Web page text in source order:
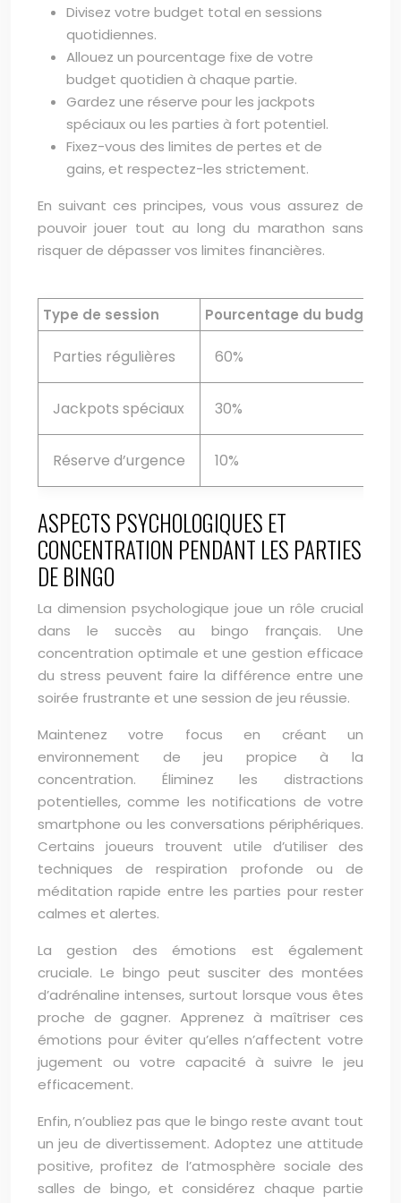
Divisez votre budget total en sessions
quotidiennes.
Allouez un pourcentage fixe de votre
budget quotidien à chaque partie.
Gardez une réserve pour les jackpots
spéciaux ou les parties à fort potentiel.
Fixez-vous des limites de pertes et de
gains, et respectez-les strictement.
En suivant ces principes, vous vous assurez de
pouvoir jouer tout au long du marathon sans
risquer de dépasser vos limites financières.
Type de session Pourcentage du budget
Parties régulières 60%
Jackpots spéciaux 30%
Réserve d’urgence 10%
ASPECTS PSYCHOLOGIQUES ET
CONCENTRATION PENDANT LES PARTIES
DE BINGO
La dimension psychologique joue un rôle crucial
dans le succès au bingo français. Une
concentration optimale et une gestion efficace
du stress peuvent faire la différence entre une
soirée frustrante et une session de jeu réussie.
Maintenez votre focus en créant un
environnement de jeu propice à la
concentration. Éliminez les distractions
potentielles, comme les notifications de votre
smartphone ou les conversations périphériques.
Certains joueurs trouvent utile d’utiliser des
techniques de respiration profonde ou de
méditation rapide entre les parties pour rester
calmes et alertes.
La gestion des émotions est également
cruciale. Le bingo peut susciter des montées
d’adrénaline intenses, surtout lorsque vous êtes
proche de gagner. Apprenez à maîtriser ces
émotions pour éviter qu’elles n’affectent votre
jugement ou votre capacité à suivre le jeu
efficacement.
Enfin, n’oubliez pas que le bingo reste avant tout
un jeu de divertissement. Adoptez une attitude
positive, profitez de l’atmosphère sociale des
salles de bingo, et considérez chaque partie